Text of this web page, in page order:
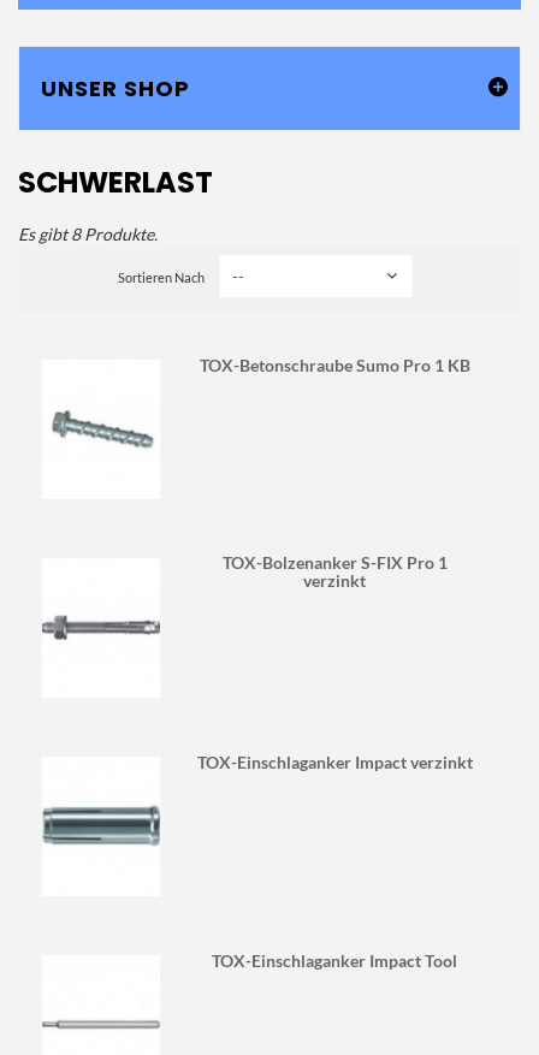
UNSER SHOP
SCHWERLAST
Es gibt 8 Produkte.
Sortieren Nach
TOX-Betonschraube Sumo Pro 1 KB
TOX-Bolzenanker S-FIX Pro 1
verzinkt
TOX-Einschlaganker Impact verzinkt
TOX-Einschlaganker Impact Tool